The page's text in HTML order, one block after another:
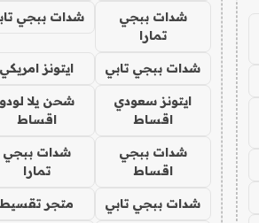
شدات ببجي
تمارا
شدات ببجي
شدات ببجي تابي ايتونز امريكي
ايتونز سعودي
اقساط
شحن يلا لودو
اقساط
شدات ببجي
اقساط
شدات ببجي
تمارا
شدات ببجي تابي متجر تقسيط